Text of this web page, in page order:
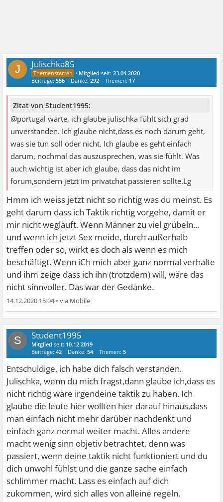
J Julischka85
• Mitglied seit:23.04.2020
Beiträge:556 Danke:292 Themen: 17
Zitat von Student1995:
@portugal warte, ich glaube julischka fühlt sich grad
unverstanden. Ich glaube nicht,dass es noch darum geht,
was sie tun soll oder nicht. Ich glaube es geht einfach
darum, nochmal das auszusprechen, was sie fühlt. Was
auch wichtig ist aber ich glaube, dass das nicht im
forum,sondern jetzt im privatchat passieren sollte.Lg
Hmm ich weiss jetzt nicht so richtig was du meinst. Es
geht darum dass ich Taktik richtig vorgehe, damit er
mir nicht wegläuft. Wenn Männer zu viel grübeln...
und wenn ich jetzt Sex meide, durch außerhalb
treffen oder so, wirkt es doch als wenn es mich
beschäftigt. Wenn iCh mich aber ganz normal verhalte
und ihm zeige dass ich ihn (trotzdem) will, wäre das
nicht sinnvoller. Das war der Gedanke.
14.12.2020 15:04•
S Student1995
Mitglied seit: 10.12.2019
Beiträge:42 Danke:54 Themen:5
Entschuldige, ich habe dich falsch verstanden.
Julischka, wenn du mich fragst,dann glaube ich,dass es
nicht richtig wäre irgendeine taktik zu haben. Ich
glaube die leute hier wollten hier darauf hinaus,dass
man einfach nicht mehr darüber nachdenkt und
einfach ganz normal weiter macht. Alles andere
macht wenig sinn objetiv betrachtet, denn was
passiert, wenn deine taktik nicht funktioniert und du
dich unwohl fühlst und die ganze sache einfach
schlimmer macht. Lass es einfach auf dich
zukommen, wird sich alles von alleine regeln.